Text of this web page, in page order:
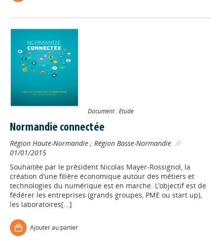
Document : Etude
Normandie connectée
Région Haute-Normandie ; Région Basse-Normandie //
01/01/2015
Souhaitée par le président Nicolas Mayer-Rossignol, la
création d’une filière économique autour des métiers et
technologies du numérique est en marche. L’objectif est de
fédérer les entreprises (grands groupes, PME ou start up),
les laboratoires[...]
Ajouter au panier